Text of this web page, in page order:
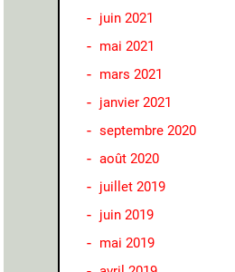
juin 2021
mai 2021
mars 2021
janvier 2021
septembre 2020
août 2020
juillet 2019
juin 2019
mai 2019